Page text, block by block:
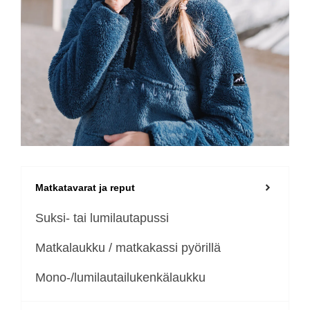
Matkatavarat ja reput
Suksi- tai lumilautapussi
Matkalaukku / matkakassi pyörillä
Mono-/lumilautailukenkälaukku